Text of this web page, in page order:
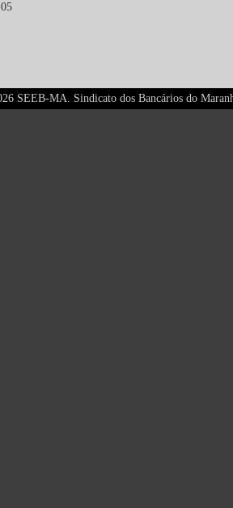
SEEB-MA. Sindicato dos Bancários do